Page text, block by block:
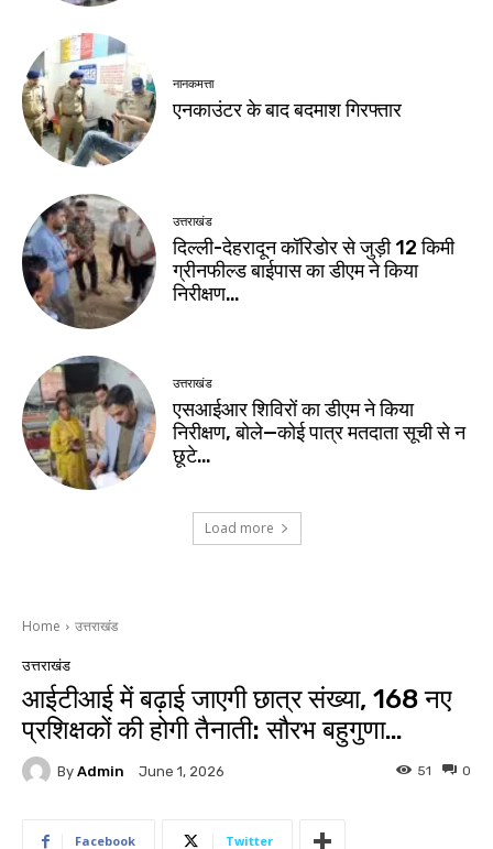
नानकमत्ता
एनकाउंटर के बाद बदमाश गिरफ्तार
उत्तराखंड
दिल्ली-देहरादून कॉरिडोर से जुड़ी 12 किमी
ग्रीनफील्ड बाईपास का डीएम ने किया
निरीक्षण…
उत्तराखंड
एसआईआर शिविरों का डीएम ने किया
निरीक्षण, बोले—कोई पात्र मतदाता सूची से न
छूटे…
Load more